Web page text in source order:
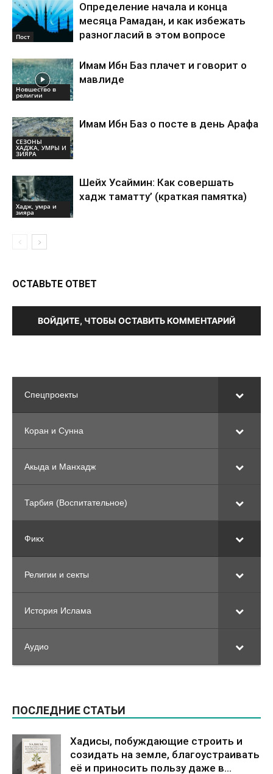
Пост
Определение начала и конца
месяца Рамадан, и как избежать
разногласий в этом вопросе
Новшество в
религии
Имам Ибн Баз плачет и говорит о
мавлиде
СЕЗОНЫ
ХАДЖА, УМРЫ И
ЗИЯРА
Имам Ибн Баз о посте в день Арафа
Хадж, умра и
зияра
Шейх Усаймин: Как совершать
хадж таматту’ (краткая памятка)
ОСТАВЬТЕ ОТВЕТ
ВОЙДИТЕ, ЧТОБЫ ОСТАВИТЬ КОММЕНТАРИЙ
Спецпроекты
Коран и Сунна
Акыда и Манхадж
Тарбия (Воспитательное)
Фикх
Религии и секты
История Ислама
Аудио
ПОСЛЕДНИЕ СТАТЬИ
Хадисы, побуждающие строить и
созидать на земле, благоустраивать
её и приносить пользу даже в...